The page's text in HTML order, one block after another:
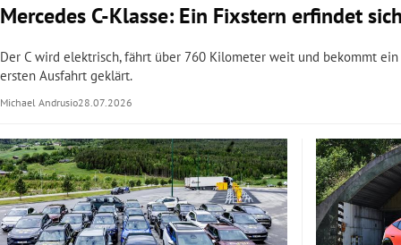
Mercedes C-Klasse: Ein Fixstern erfindet
Der C wird elektrisch, fährt über 760 Kilometer weit und bekommt
ersten Ausfahrt geklärt.
Michael Andrusio28.07.2026